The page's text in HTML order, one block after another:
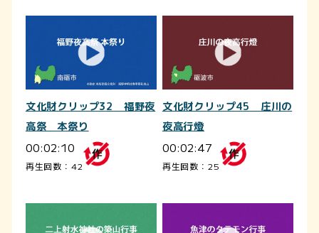
文化財クリップ32 福野夜
高祭 本祭り
00:02:10
再生回数：42
文化財クリップ45 庄川の
夜高行燈
00:02:47
再生回数：25